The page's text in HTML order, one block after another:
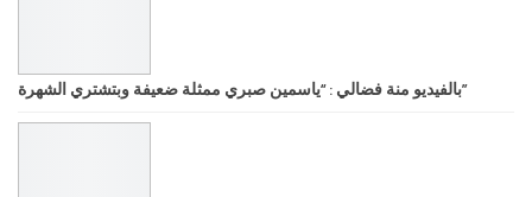
بالفيديو منة فضالي : “ياسمين صبري ممثلة ضعيفة وبتشتري الشهرة”